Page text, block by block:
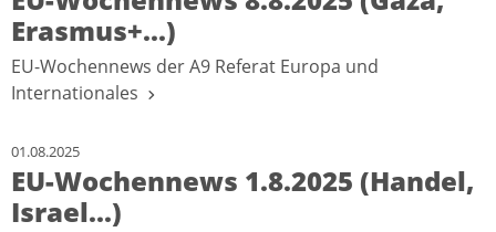
Erasmus+...)
EU-Wochennews der A9 Referat Europa und
Internationales
01.08.2025
EU-Wochennews 1.8.2025 (Handel,
Israel...)